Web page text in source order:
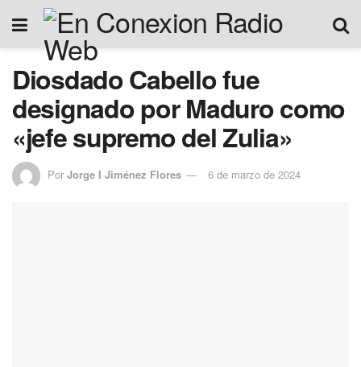
Diosdado Cabello fue
designado por Maduro como
«jefe supremo del Zulia»
Por Jorge I Jiménez Flores 6 de marzo de 2024